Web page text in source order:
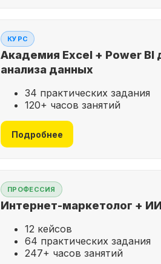
КУРС
Академия Excel + Power BI
анализа данных
34 практических задания
120+ часов занятий
Подробнее
ПРОФЕССИЯ
Интернет-маркетолог + ИИ
12 кейсов
64 практических задания
247+ часов занятий